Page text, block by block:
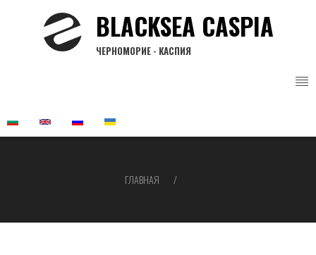
BLACKSEA CASPIA
ЧЕРНОМОРИЕ - КАСПИЯ
навигации
ГЛАВНАЯ